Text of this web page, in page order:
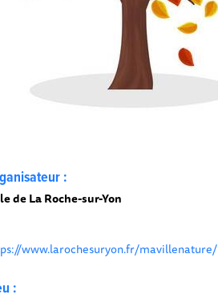
:
de La Roche-sur-Yon
www.larochesuryon.fr/mavillenature/
: